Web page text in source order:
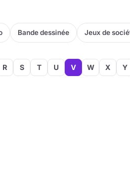
Bande dessinée Jeux de
R S T U V W X Y